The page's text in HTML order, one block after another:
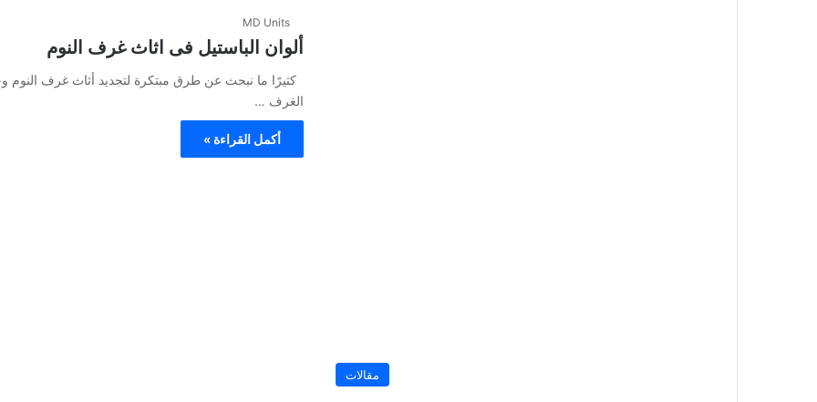
مقالات
MD Units
ألوان الباستيل فى اثاث غرف النوم
كثيرًا ما نبحث عن طرق مبتكرة لتجديد أثاث غرف النوم
الغرف …
أكمل القراءة »